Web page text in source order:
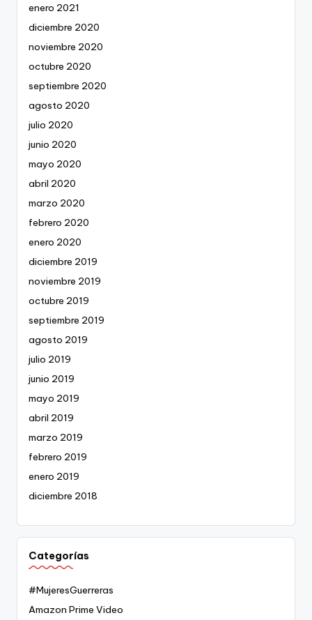
enero 2021
diciembre 2020
noviembre 2020
octubre 2020
septiembre 2020
agosto 2020
julio 2020
junio 2020
mayo 2020
abril 2020
marzo 2020
febrero 2020
enero 2020
diciembre 2019
noviembre 2019
octubre 2019
septiembre 2019
agosto 2019
julio 2019
junio 2019
mayo 2019
abril 2019
marzo 2019
febrero 2019
enero 2019
diciembre 2018
Categorías
#MujeresGuerreras
Amazon Prime Video